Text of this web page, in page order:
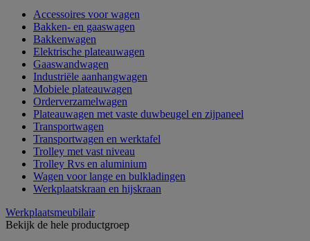
Accessoires voor wagen
Bakken- en gaaswagen
Bakkenwagen
Elektrische plateauwagen
Gaaswandwagen
Industriële aanhangwagen
Mobiele plateauwagen
Orderverzamelwagen
Plateauwagen met vaste duwbeugel en zijpaneel
Transportwagen
Transportwagen en werktafel
Trolley met vast niveau
Trolley Rvs en aluminium
Wagen voor lange en bulkladingen
Werkplaatskraan en hijskraan
Werkplaatsmeubilair
Bekijk de hele productgroep